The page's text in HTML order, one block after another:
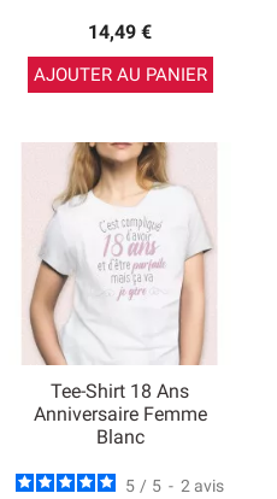
14,49 €
AJOUTER AU PANIER
Tee-Shirt 18 Ans
Anniversaire Femme
Blanc
5 / 5 - 2 avis